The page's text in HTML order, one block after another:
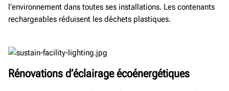
l’environnement dans toutes ses installations. Les contenants
rechargeables réduisent les déchets plastiques.
Rénovations d’éclairage écoénergétiques